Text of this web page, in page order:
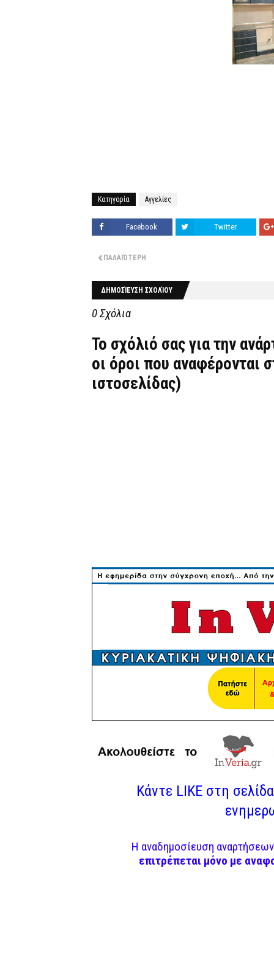
Κατηγορία Αγγελίες
Facebook Twitter
ΠΑΛΑΙΌΤΕΡΗ
ΔΗΜΟΣΊΕΥΣΗ ΣΧΟΛΊΟΥ
0 Σχόλια
Το σχόλιό σας για την
οι όροι που αναφέρονται
ιστοσελίδας)
Κάντε LIKE στη
Η αναδημοσίευση
επιτρέπεται μόνο με